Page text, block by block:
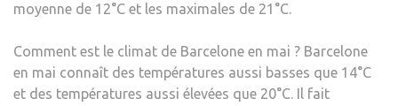
moyenne de 12°C et les maximales de 21°C.
Comment est le climat de Barcelone en mai ? Barcelone
en mai connaît des températures aussi basses que 14°C
et des températures aussi élevées que 20°C. Il fait